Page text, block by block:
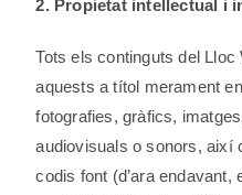
2. Propietat intellectual i
Tots els continguts del
aquests a títol merament
fotografies, gràfics,
audiovisuals o sonors, així
codis font (d’ara endavant,